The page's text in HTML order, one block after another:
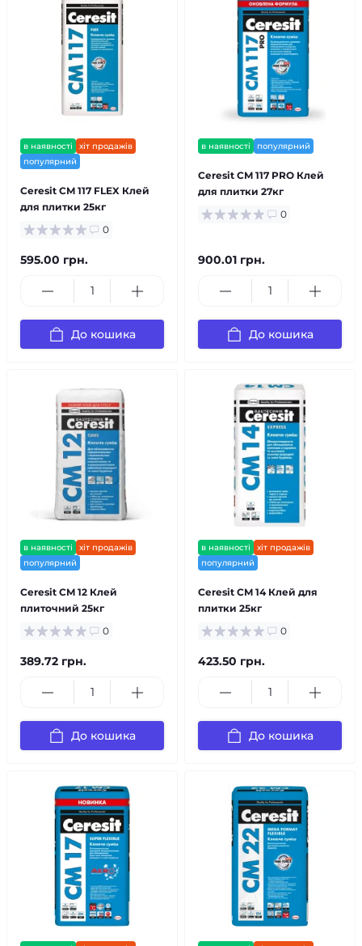
в наявності
хіт продажів
популярний
Ceresit CM 117 FLEX Клей
для плитки 25кг
0
595.00 грн.
До кошика
в наявності популярний
Ceresit CM 117 PRO Клей
для плитки 27кг
0
900.01 грн.
До кошика
в наявності
хіт продажів
популярний
Ceresit CM 12 Клей
плиточний 25кг
0
389.72 грн.
До кошика
в наявності
хіт продажів
популярний
Ceresit CM 14 Клей для
плитки 25кг
0
423.50 грн.
До кошика